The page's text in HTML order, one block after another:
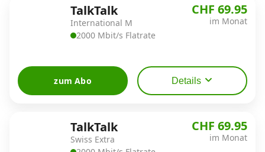
TalkTalk
International M
2000 Mbit/s Flatrate
CHF 69.95
im Monat
zum Abo Details
TalkTalk
Swiss Extra
CHF 69.95
im Monat